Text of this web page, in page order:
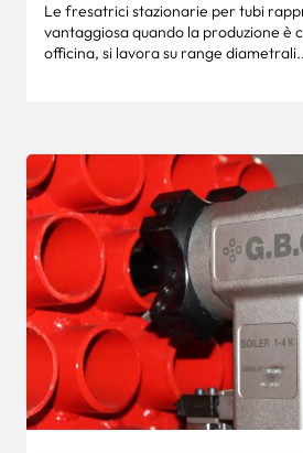
Le fresatrici stazionarie per tubi
vantaggiosa quando la produzione è
officina, si lavora su range